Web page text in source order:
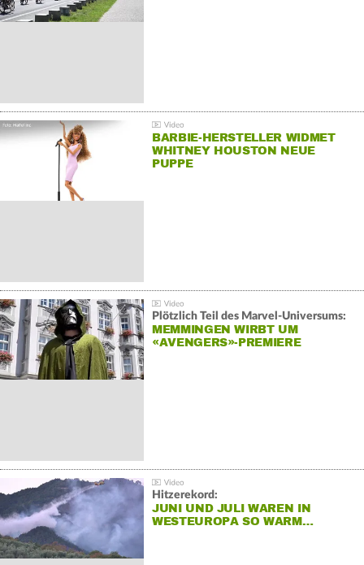
BARBIE-HERSTELLER WIDMET
WHITNEY HOUSTON NEUE
PUPPE
Plötzlich Teil des Marvel-Universums:
MEMMINGEN WIRBT UM
«AVENGERS»-PREMIERE
Hitzerekord:
JUNI UND JULI WAREN IN
WESTEUROPA SO WARM…